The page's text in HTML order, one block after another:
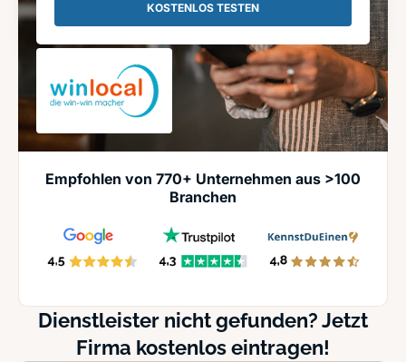
KOSTENLOS TESTEN
Empfohlen von 770+ Unternehmen aus >100
Branchen
Dienstleister nicht gefunden? Jetzt
Firma kostenlos eintragen!